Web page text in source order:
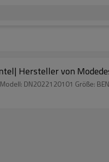
Hersteller von
DN2022120101 Größe: